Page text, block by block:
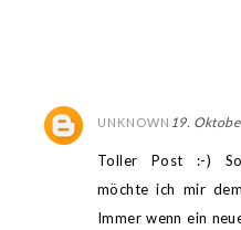
UNKNOWN 19.
Toller Post :-)
möchte ich mir
Immer wenn ein